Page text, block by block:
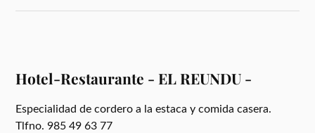
Hotel-Restaurante - EL REUNDU -
Especialidad de cordero a la estaca y comida casera.
Tlfno. 985 49 63 77